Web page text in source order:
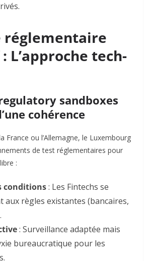
réglementaire
L’approche tech-
sandboxes
cohérence
France ou l’Allemagne, le Luxembourg
de test réglementaires pour
:
conditions: Les Fintechs se
aux règles existantes (bancaires,
: Surveillance adaptée mais
bureaucratique pour les